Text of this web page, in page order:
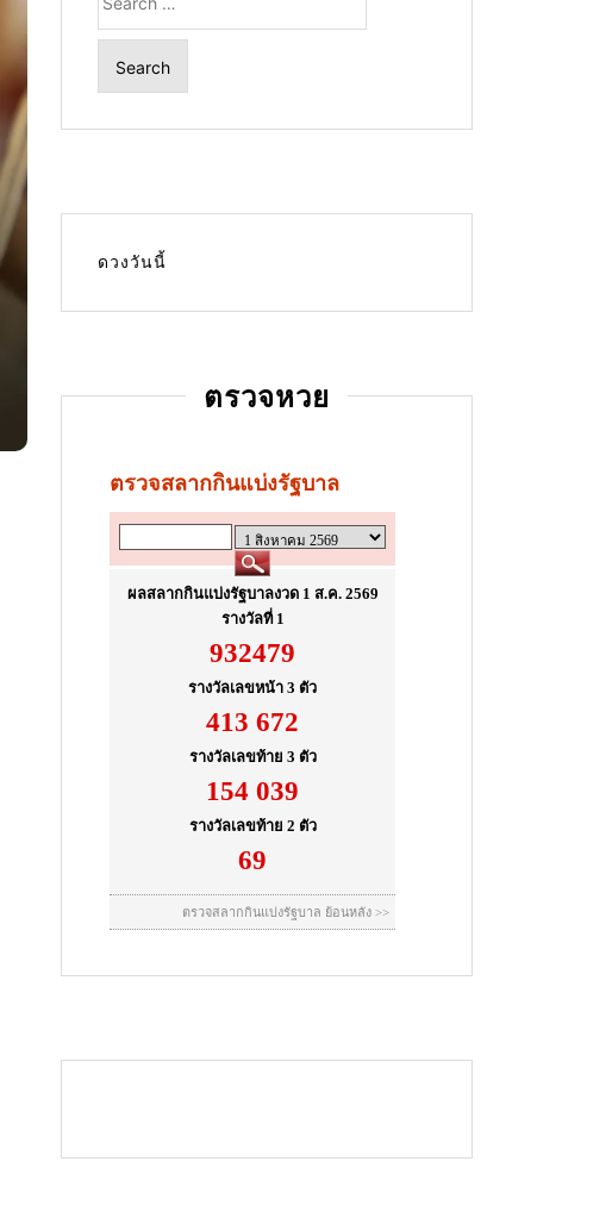
for:
ดวงวันนี้
ตรวจหวย